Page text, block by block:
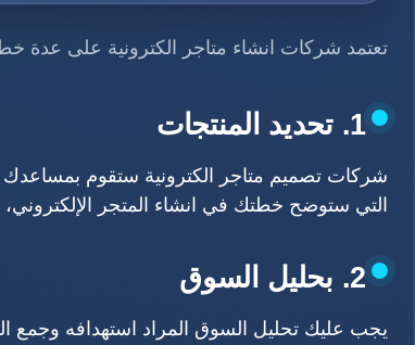
تعتمد شركات انشاء متاجر الكترونية على عدة
1. تحديد المنتجات
شركات تصميم متاجر الكترونية ستقوم بمساعدك
التي ستوضح خطتك في انشاء المتجر
2. بحليل السوق
يجب عليك تحليل السوق المراد استهدافه وجمع